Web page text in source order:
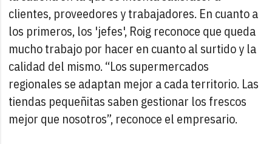
clientes, proveedores y trabajadores. En cuanto a
los primeros, los 'jefes', Roig reconoce que queda
mucho trabajo por hacer en cuanto al surtido y la
calidad del mismo. “Los supermercados
regionales se adaptan mejor a cada territorio. Las
tiendas pequeñitas saben gestionar los frescos
mejor que nosotros”, reconoce el empresario.